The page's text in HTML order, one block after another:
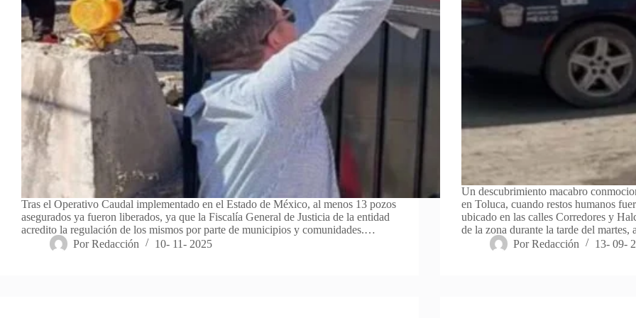
Tras el Operativo Caudal implementado en el Estado de México, al menos 13 pozos
asegurados ya fueron liberados, ya que la Fiscalía General de Justicia de la entidad
acredito la regulación de los mismos por parte de municipios y comunidades.…
Por Redacción 10- 11- 2025
Un descubrimiento macabro
en Toluca, cuando restos humanos
ubicado en las calles Corredores y
de la zona durante la tarde del
Por Redacción 13- 09-